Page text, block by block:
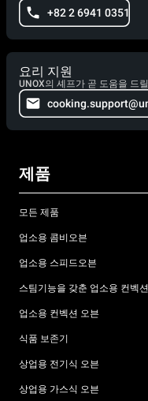
+82 2 6941 0351
요리 지원
UNOX의 셰프가 곧 도움을 드
제품
모든 제품
업소용 콤비오븐
업소용 스피드오븐
스팀기능을 갖춘 업소용 컨벡
업소용 컨벡션 오븐
식품 보존기
상업용 전기식 오븐
상업용 가스식 오븐